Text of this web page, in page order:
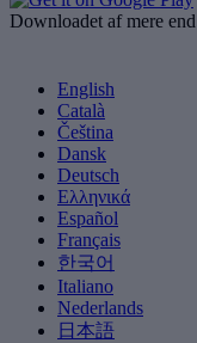
Downloadet af mere end
English
Català
Čeština
Dansk
Deutsch
Ελληνικά
Español
Français
한국어
Italiano
Nederlands
日本語